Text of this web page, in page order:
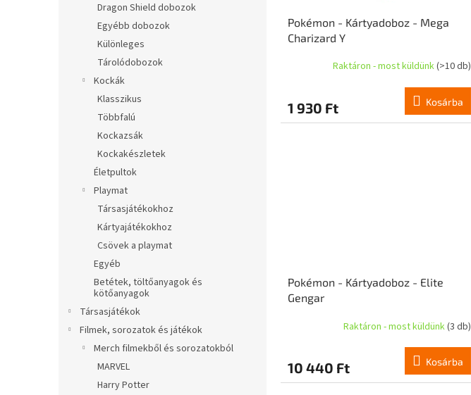
Dragon Shield dobozok
Egyébb dobozok
Különleges
Tárolódobozok
Kockák
Klasszikus
Többfalú
Kockazsák
Kockakészletek
Életpultok
Playmat
Társasjátékokhoz
Kártyajátékokhoz
Csövek a playmat
Egyéb
Betétek, töltőanyagok és
kötőanyagok
Társasjátékok
Filmek, sorozatok és játékok
Merch filmekből és sorozatokból
MARVEL
Harry Potter
Pokémon - Kártyadoboz - Mega
Charizard Y
Raktáron - most küldünk(>10 db)
1 930 Ft Kosárba
Pokémon - Kártyadoboz - Elite
Gengar
Raktáron - most küldünk(3 db)
10 440 Ft Kosárba